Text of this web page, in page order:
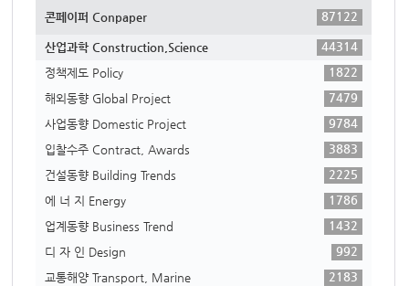
콘페이퍼 Conpaper 87122
산업과학 Construction,Science
44314
정책제도 Policy
1822
해외동향 Global Project
7479
사업동향 Domestic Project
9784
입찰수주 Contract, Awards
3883
건설동향 Building Trends
2225
에 너 지 Energy
1786
업계동향 Business Trend
1432
디 자 인 Design
992
교통해양 Transport, Marine
2183